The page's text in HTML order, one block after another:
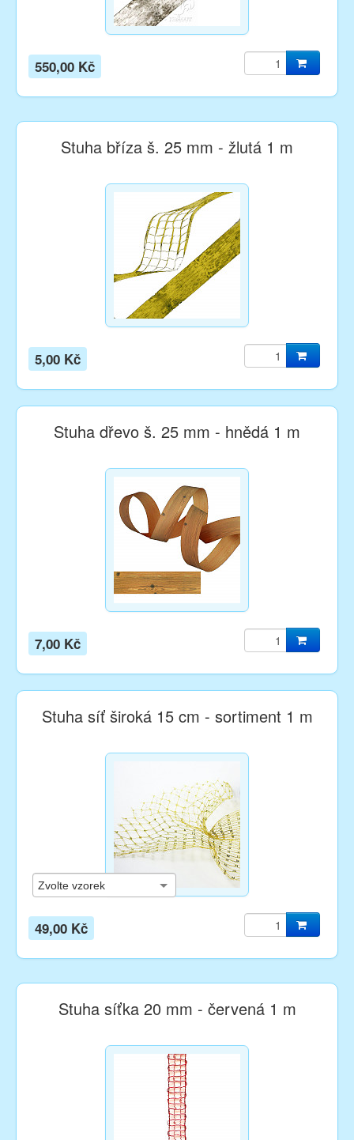
550,00 Kč
Stuha bříza š. 25 mm - žlutá 1 m
5,00 Kč
Stuha dřevo š. 25 mm - hnědá 1 m
7,00 Kč
Stuha síť široká 15 cm - sortiment 1 m
49,00 Kč
Stuha síťka 20 mm - červená 1 m